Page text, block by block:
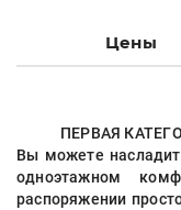
Цены
ПЕРВАЯ
Вы можете
одноэтажном
распоряжении